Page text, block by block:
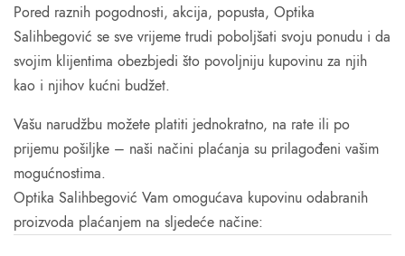
Pored raznih pogodnosti, akcija, popusta, Optika
Salihbegović se sve vrijeme trudi poboljšati svoju ponudu i da
svojim klijentima obezbjedi što povoljniju kupovinu za njih
kao i njihov kućni budžet.
Vašu narudžbu možete platiti jednokratno, na rate ili po
prijemu pošiljke – naši načini plaćanja su prilagođeni vašim
mogućnostima.
Optika Salihbegović Vam omogućava kupovinu odabranih
proizvoda plaćanjem na sljedeće načine: